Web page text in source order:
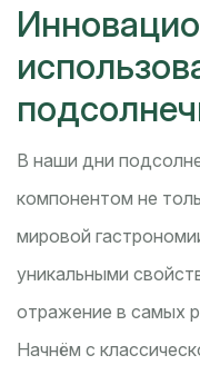
В наши дни
компонентом не
мировой
уникальными
отражение в самых
Начнём с